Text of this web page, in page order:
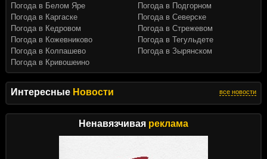
Интересные Новости все новости
Ненавязчивая реклама
Погода в Белом Яре
Погода в Каргаске
Погода в Кедровом
Погода в Кожевниково
Погода в Колпашево
Погода в Кривошеино
Погода в Подгорном
Погода в Северске
Погода в Стрежевом
Погода в Тегульдете
Погода в Зырянском